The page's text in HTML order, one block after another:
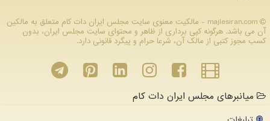
majlesiran.com - مالکیت معنوی سایت مجلس ایران دات كام متعلق به مالکین
آن می باشد. هرگونه کپی برداری از ظاهر و محتوای سایت مجلس ایران، بدون
کسب مجوز کتبی از مالک آن، شرعا حرام و پیگرد قانونی دارد.
میانبرهای مجلس ایران دات کام